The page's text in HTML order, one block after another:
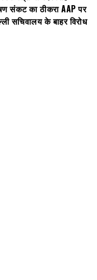
संकट का ठीकरा AAP पर
सचिवालय के बाहर विरोध